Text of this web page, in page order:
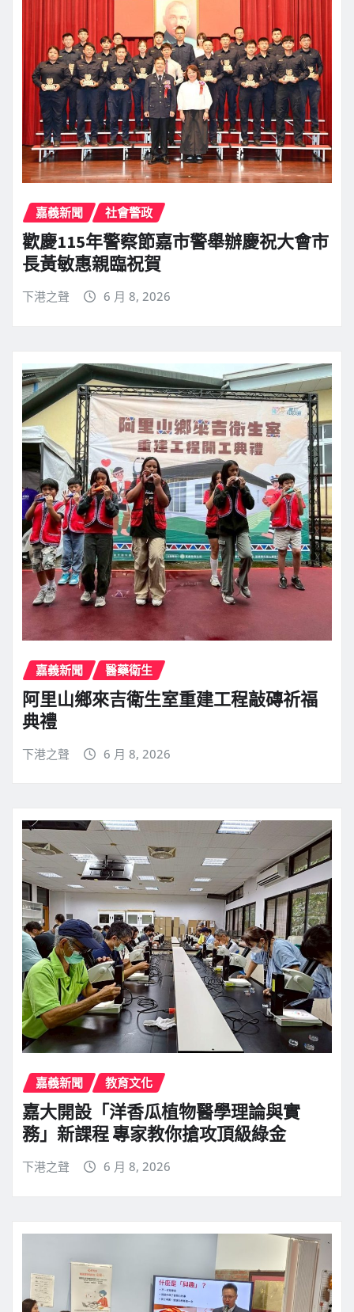
嘉義新聞 社會警政
歡慶115年警察節嘉市警舉辦慶祝大會市
長黃敏惠親臨祝賀
下港之聲 6 月 8, 2026
嘉義新聞 醫藥衛生
阿里山鄉來吉衛生室重建工程敲磚祈福
典禮
下港之聲 6 月 8, 2026
嘉義新聞 教育文化
嘉大開設「洋香瓜植物醫學理論與實
務」新課程 專家教你搶攻頂級綠金
下港之聲 6 月 8, 2026